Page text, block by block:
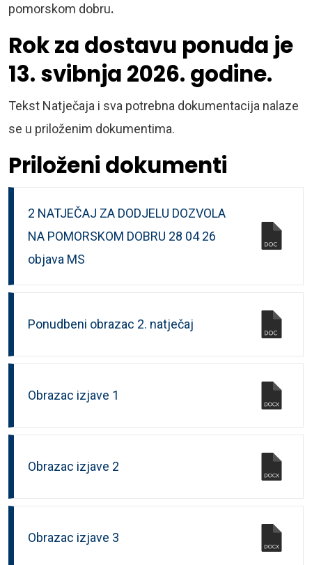
pomorskom dobru.
Rok za dostavu ponuda je
13. svibnja 2026. godine.
Tekst Natječaja i sva potrebna dokumentacija nalaze
se u priloženim dokumentima.
Priloženi dokumenti
2 NATJEČAJ ZA DODJELU DOZVOLA
NA POMORSKOM DOBRU 28 04 26
objava MS
Ponudbeni obrazac 2. natječaj
Obrazac izjave 1
Obrazac izjave 2
Obrazac izjave 3